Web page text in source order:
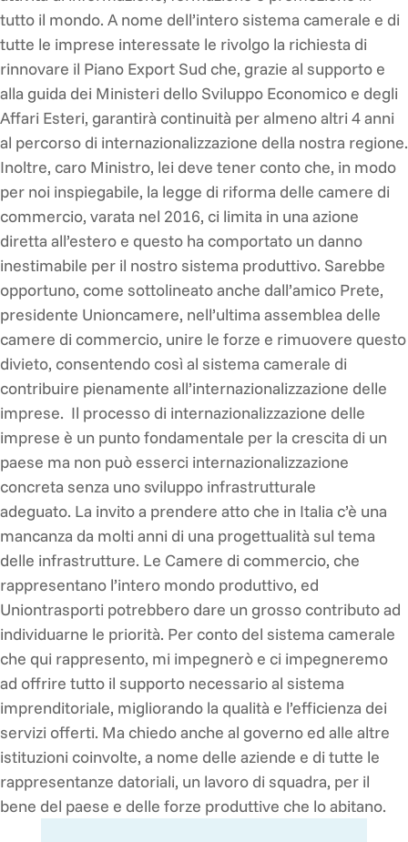
tutto il mondo. A nome dell’intero sistema camerale e di
tutte le imprese interessate le rivolgo la richiesta di
rinnovare il Piano Export Sud che, grazie al supporto e
alla guida dei Ministeri dello Sviluppo Economico e degli
Affari Esteri, garantirà continuità per almeno altri 4 anni
al percorso di internazionalizzazione della nostra regione.
Inoltre, caro Ministro, lei deve tener conto che, in modo
per noi inspiegabile, la legge di riforma delle camere di
commercio, varata nel 2016, ci limita in una azione
diretta all’estero e questo ha comportato un danno
inestimabile per il nostro sistema produttivo. Sarebbe
opportuno, come sottolineato anche dall’amico Prete,
presidente Unioncamere, nell’ultima assemblea delle
camere di commercio, unire le forze e rimuovere questo
divieto, consentendo così al sistema camerale di
contribuire pienamente all’internazionalizzazione delle
imprese. Il processo di internazionalizzazione delle
imprese è un punto fondamentale per la crescita di un
paese ma non può esserci internazionalizzazione
concreta senza uno sviluppo infrastrutturale
adeguato. La invito a prendere atto che in Italia c’è una
mancanza da molti anni di una progettualità sul tema
delle infrastrutture. Le Camere di commercio, che
rappresentano l’intero mondo produttivo, ed
Uniontrasporti potrebbero dare un grosso contributo ad
individuarne le priorità. Per conto del sistema camerale
che qui rappresento, mi impegnerò e ci impegneremo
ad offrire tutto il supporto necessario al sistema
imprenditoriale, migliorando la qualità e l’efficienza dei
servizi offerti. Ma chiedo anche al governo ed alle altre
istituzioni coinvolte, a nome delle aziende e di tutte le
rappresentanze datoriali, un lavoro di squadra, per il
bene del paese e delle forze produttive che lo abitano.